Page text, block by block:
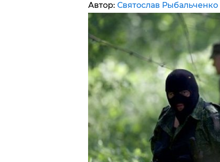
Автор: Святослав Рыбальченко